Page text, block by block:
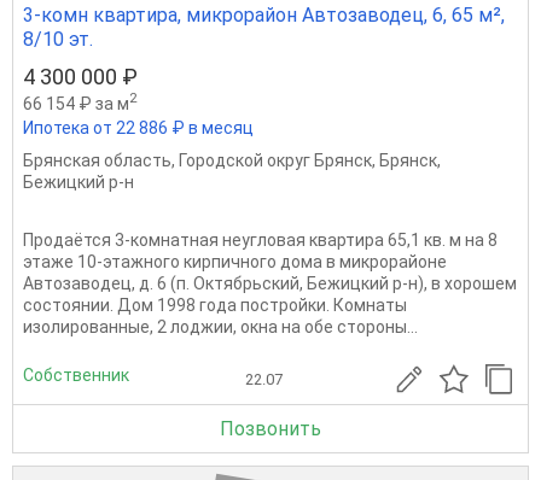
3-комн квартира, микрорайон Автозаводец, 6, 65 м²,
8/10 эт.
4 300 000 ₽
66 154 ₽ за м2
Ипотека от 22 886 ₽ в месяц
Брянская область, Городской округ Брянск, Брянск,
Бежицкий р-н
Продаётся 3-комнатная неугловая квартира 65,1 кв. м на 8
этаже 10-этажного кирпичного дома в микрорайоне
Автозаводец, д. 6 (п. Октябрьский, Бежицкий р-н), в хорошем
состоянии. Дом 1998 года постройки. Комнаты
изолированные, 2 лоджии, окна на обе стороны...
Собственник 22.07
Позвонить